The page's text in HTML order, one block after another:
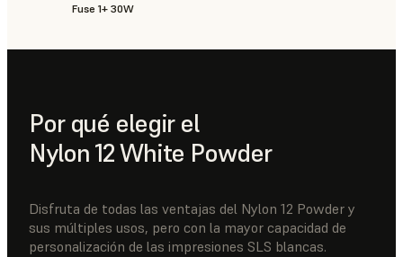
Fuse 1+ 30W
Por qué elegir el
Nylon 12 White Powder
Disfruta de todas las ventajas del Nylon 12 Powder y
sus múltiples usos, pero con la mayor capacidad de
personalización de las impresiones SLS blancas.